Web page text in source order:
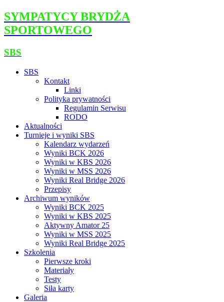
SYMPATYCY BRYDŻA
SPORTOWEGO
SBS
SBS
Kontakt
Linki
Polityka prywatności
Regulamin Serwisu
RODO
Aktualności
Turnieje i wyniki SBS
Kalendarz wydarzeń
Wyniki BCK 2026
Wyniki w KBS 2026
Wyniki w MSS 2026
Wyniki Real Bridge 2026
Przepisy
Archiwum wyników
Wyniki BCK 2025
Wyniki w KBS 2025
Aktywny Amator 25
Wyniki w MSS 2025
Wyniki Real Bridge 2025
Szkolenia
Pierwsze kroki
Materiały
Testy
Siła karty
Galeria